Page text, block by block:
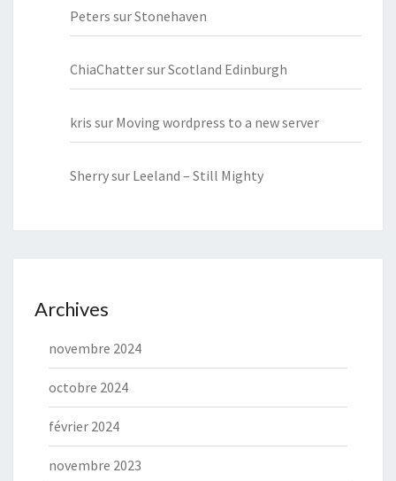
Peters surStonehaven
ChiaChattersurScotland Edinburgh
kris sur Moving wordpress to a new server
Sherrysur Leeland – Still Mighty
Archives
novembre 2024
octobre 2024
février 2024
novembre 2023